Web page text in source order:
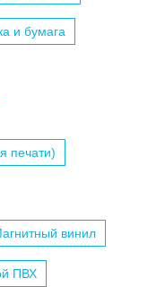
и бумага
печати)
винил
ПВХ